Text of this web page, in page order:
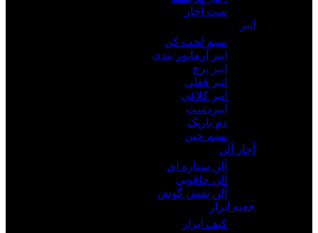
ست آچار
انبر
سیم لخت کن
انبر آرماتور بندی
انبر پرچ
انبر قفلی
انبر کلاغی
انبردست
دم باریک
سیم چین
آچار آلن
آلن ستاره ای
آلن چاقویی
آلن شش گوش
جعبه ابزار
کیف ابزار